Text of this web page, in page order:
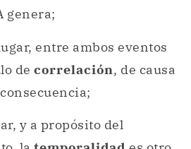
genera;
entre ambos eventos
de correlación, de causa
y a propósito del